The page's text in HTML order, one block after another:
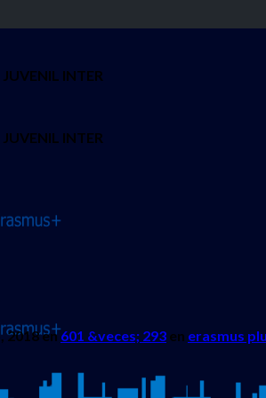
INTER
INTER
2018en601 &veces; 293 en erasmus